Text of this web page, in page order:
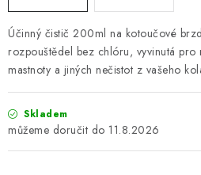
Cookies
Ochrana osobních údajú
LICENCE K FOTOGRAFIÍM
Newslleter z Profigaraz.cz
Dárek
Účinný čistič 200ml na kotoučové
rozpouštědel bez chlóru, vyvinutá pro
mastnoty a jiných nečistot z vašeho
Skladem
11.8.2026